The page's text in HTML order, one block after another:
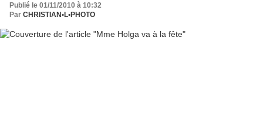
Publié le 01/11/2010 à 10:32
Par CHRISTIAN•L•PHOTO